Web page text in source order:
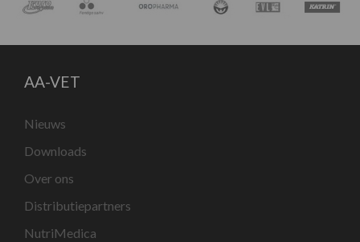
AA-VET
Nieuws
Downloads
Over ons
Distributiepartners
NutriMedica